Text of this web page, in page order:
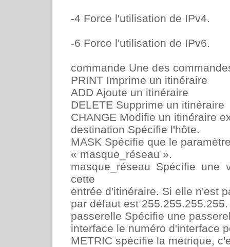
-4 Force l'utilisation de IPv4.
-6 Force l'utilisation de IPv6.
commande Une des
PRINT Imprime un itinéraire
ADD Ajoute un itinéraire
DELETE Supprime un itinéraire
CHANGE Modifie un itinéraire
destination Spécifie l'hôte.
MASK Spécifie que le
« masque_réseau ».
masque_réseau Spécifie une
cette
entrée d'itinéraire. Si elle n'est
par défaut est 255.255.255.255.
passerelle Spécifie une
interface le numéro d'interface
METRIC spécifie la métrique,